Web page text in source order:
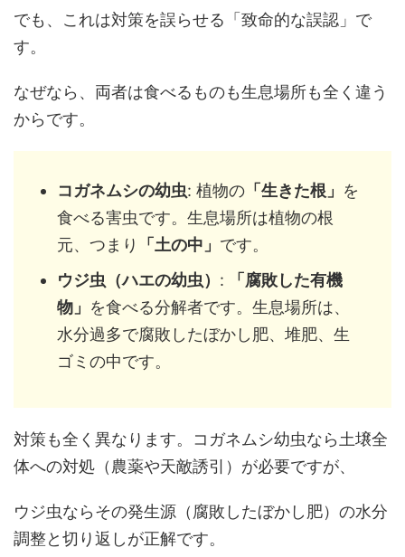
でも、これは対策を誤らせる「致命的な誤認」で
す。
なぜなら、両者は食べるものも生息場所も全く違う
からです。
コガネムシの幼虫: 植物の 「生きた根」 を
食べる害虫です。生息場所は植物の根
元、つまり
「土の中」 です。
ウジ虫（ハエの幼虫） :
「腐敗した有機
物」 を食べる分解者です。生息場所は、
水分過多で腐敗したぼかし肥、堆肥、生
ゴミの中です。
対策も全く異なります。コガネムシ幼虫なら土壌全
体への対処（農薬や天敵誘引）が必要ですが、
ウジ虫ならその発生源（腐敗したぼかし肥）の水分
調整と切り返しが正解です。